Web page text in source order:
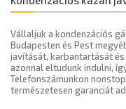
Vállaljuk a kondenzációs
Budapesten és Pest
javítását, karbantartását
azonnal eltudunk indulni,
Telefonszámunkon
természetesen garanciát